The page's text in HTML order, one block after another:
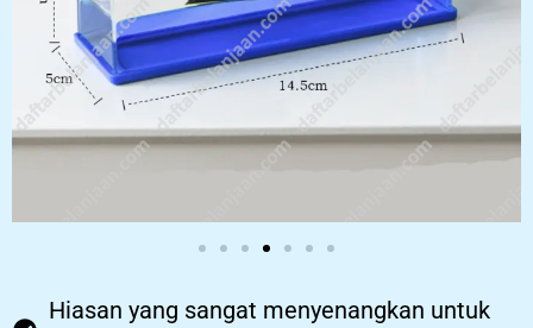
Hiasan yang sangat menyenangkan untuk